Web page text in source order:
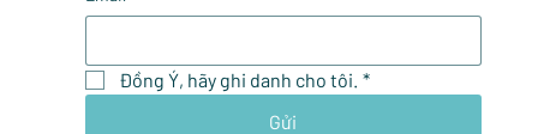
Đồng Ý, hãy ghi danh cho tôi. *
Gửi